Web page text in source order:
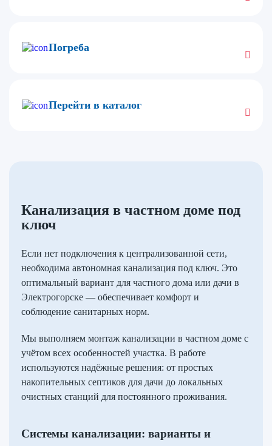
Погреба
Перейти в каталог
Канализация в частном доме под
ключ
Если нет подключения к централизованной сети,
необходима автономная канализация под ключ. Это
оптимальный вариант для частного дома или дачи в
Электрогорске — обеспечивает комфорт и
соблюдение санитарных норм.
Мы выполняем монтаж канализации в частном доме с
учётом всех особенностей участка. В работе
используются надёжные решения: от простых
накопительных септиков для дачи до локальных
очистных станций для постоянного проживания.
Системы канализации: варианты и